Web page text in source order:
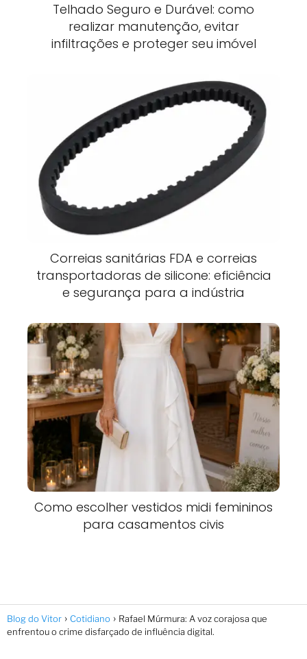
Telhado Seguro e Durável: como
realizar manutenção, evitar
infiltrações e proteger seu imóvel
Correias sanitárias FDA e correias
transportadoras de silicone: eficiência
e segurança para a indústria
Como escolher vestidos midi femininos
para casamentos civis
Blog do Vitor Cotidiano
Rafael Múrmura: A voz corajosa que
enfrentou o crime disfarçado de influência digital.